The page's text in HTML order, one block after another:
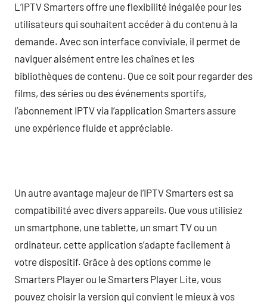
L’IPTV Smarters offre une flexibilité inégalée pour les
utilisateurs qui souhaitent accéder à du contenu à la
demande. Avec son interface conviviale, il permet de
naviguer aisément entre les chaînes et les
bibliothèques de contenu. Que ce soit pour regarder des
films, des séries ou des événements sportifs,
l’abonnement IPTV via l’application Smarters assure
une expérience fluide et appréciable.
Un autre avantage majeur de l’IPTV Smarters est sa
compatibilité avec divers appareils. Que vous utilisiez
un smartphone, une tablette, un smart TV ou un
ordinateur, cette application s’adapte facilement à
votre dispositif. Grâce à des options comme le
Smarters Player ou le Smarters Player Lite, vous
pouvez choisir la version qui convient le mieux à vos